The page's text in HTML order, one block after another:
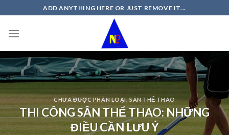
to
content
ADD ANYTHING HERE OR JUST REMOVE IT...
CHƯA ĐƯỢC PHÂN LOẠI,SÂN THỂ THAO
THI CÔNG SÂN THỂ THAO: NHỮNG
ĐIỀU CẦN LƯU Ý